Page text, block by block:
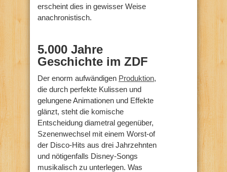
erscheint dies in gewisser Weise
anachronistisch.
5.000 Jahre
Geschichte im ZDF
Der enorm aufwändigen Produktion,
die durch perfekte Kulissen und
gelungene Animationen und Effekte
glänzt, steht die komische
Entscheidung diametral gegenüber,
Szenenwechsel mit einem Worst-of
der Disco-Hits aus drei Jahrzehnten
und nötigenfalls Disney-Songs
musikalisch zu unterlegen. Was